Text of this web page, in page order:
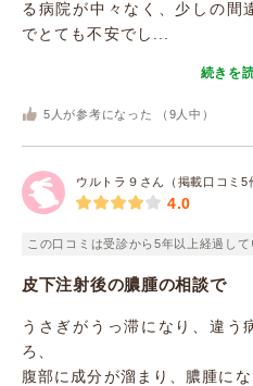
る病院が中々なく、少しの間
でとても不安でし...
続きを
5 人が参考になった （ 9 人中）
ウルトラ９さん（掲載口コミ5
4.0
この口コミは受診から5年以上経過して
皮下注射後の膿腫の相談で
うさぎがうっ滞になり、違う
ろ、
腹部に成分が溜まり、膿腫にな